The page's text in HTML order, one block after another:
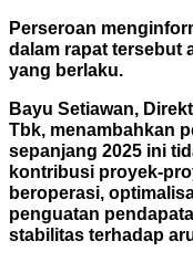
Perseroan
dalam rapat tersebut
yang berlaku.
Bayu Setiawan,
Tbk, menambahkan
sepanjang 2025 ini
kontribusi proyek-
beroperasi,
penguatan
stabilitas terhadap